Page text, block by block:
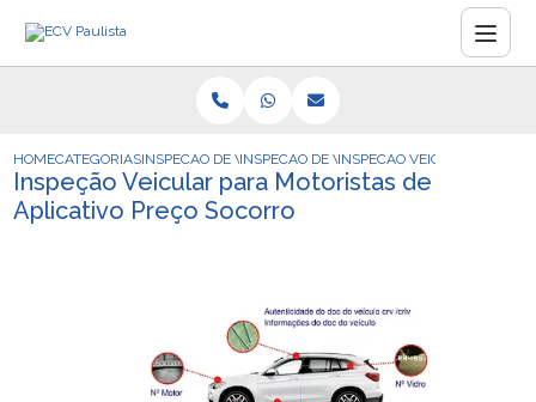
HOMECATEGORIASINSPECAO DE VEICULOSINSPECAO DE VEICULO DE APLICATIVO
INSPECAO VEICULAR PARA
Inspeção Veicular para Motoristas de
Aplicativo Preço Socorro